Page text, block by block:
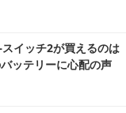
イッチ2が買えるのは
ッテリーに心配の声